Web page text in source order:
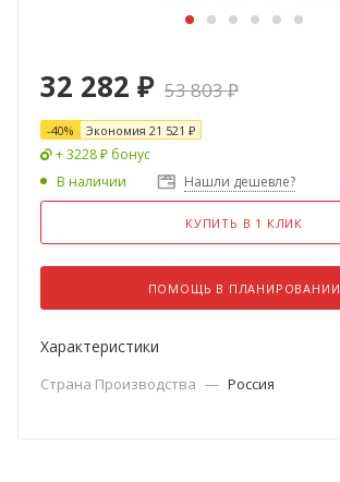
32 282 ₽ 53 803₽
-40% Экономия 21 521 ₽
+ 3228 ₽ бонус
В наличии
Нашли дешевле?
КУПИТЬ В 1 КЛИК
ПОМОЩЬ В ПЛАНИРОВАНИИ
Характеристики
Страна Производства — Россия